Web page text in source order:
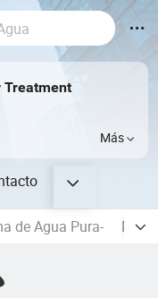
Treatment
Más
de Agua Pura-